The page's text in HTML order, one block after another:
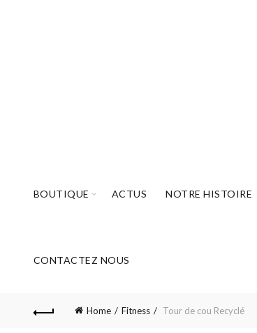
BOUTIQUE ACTUS NOTRE HISTOIRE
CONTACTEZ NOUS
Home Fitness Tour de cou Recyclé